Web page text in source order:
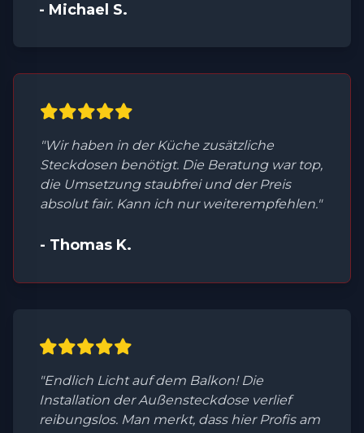
- Michael S.
"Wir haben in der Küche zusätzliche
Steckdosen benötigt. Die Beratung war top,
die Umsetzung staubfrei und der Preis
absolut fair. Kann ich nur weiterempfehlen."
- Thomas K.
"Endlich Licht auf dem Balkon! Die
Installation der Außensteckdose verlief
reibungslos. Man merkt, dass hier Profis am